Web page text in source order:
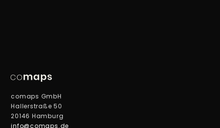
comaps GmbH
Hallerstraße 50
20146 Hamburg
info@comaps.de